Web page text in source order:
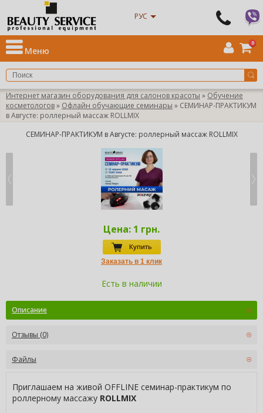
РУС
0
Меню
Интернет магазин оборудования для салонов красоты » Обучение
косметологов» Офлайн обучающие семинары » СЕМИНАР-ПРАКТИКУМ
в Августе: роллерный массаж ROLLMIX
СЕМИНАР-ПРАКТИКУМ в Августе: роллерный массаж ROLLMIX
Цена: 1 грн.
Купить
Есть в наличии
Описание
Отзывы (0)
Файлы
Приглашаем на живой OFFLINE семинар-практикум по
роллерному массажу ROLLMIX